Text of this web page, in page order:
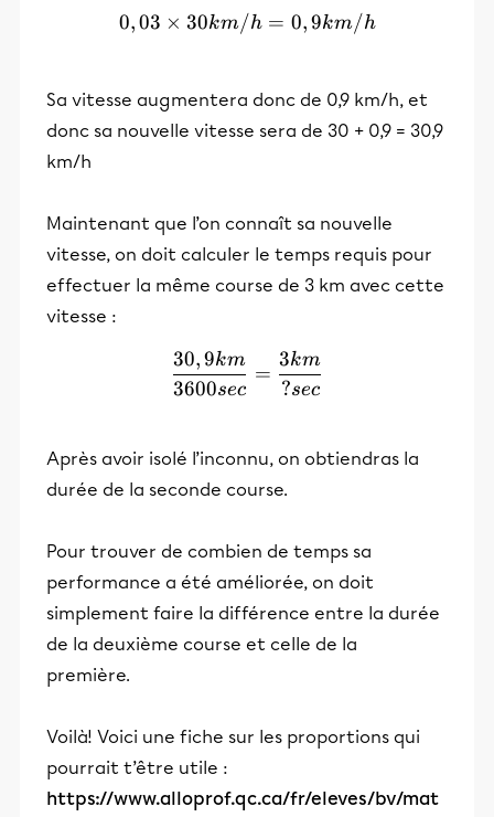
0,03 × 30km/h = 0,9 km/
0,03 × 30km/h = 0,9km/h
Sa vitesse augmentera donc de 0,9 km/h, et
donc sa nouvelle vitesse sera de 30 + 0,9 = 30,9
km/h
Maintenant que l’on connaît sa nouvelle
vitesse, on doit calculer le temps requis pour
effectuer la même course de 3 km avec cette
vitesse :
\frac{30,9km}{3600sec}
3600sec
30,9km
=
?sec
3km
Après avoir isolé l’inconnu, on obtiendras la
durée de la seconde course.
Pour trouver de combien de temps sa
performance a été améliorée, on doit
simplement faire la différence entre la durée
de la deuxième course et celle de la
première.
Voilà! Voici une fiche sur les proportions qui
pourrait t’être utile :
https://www.alloprof.qc.ca/fr/eleves/bv/mat